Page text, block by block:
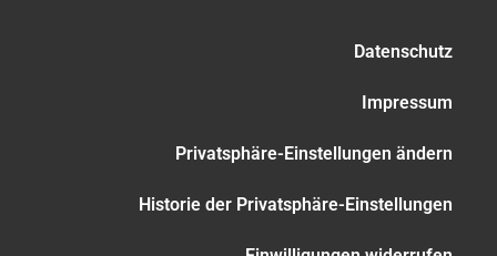
Datenschutz
Impressum
Privatsphäre-Einstellungen ändern
Historie der Privatsphäre-Einstellungen